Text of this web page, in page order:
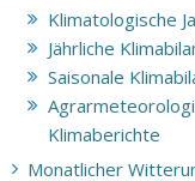
Klimatologische
Jährliche
Saisonale
Klimaberichte
Monatlicher